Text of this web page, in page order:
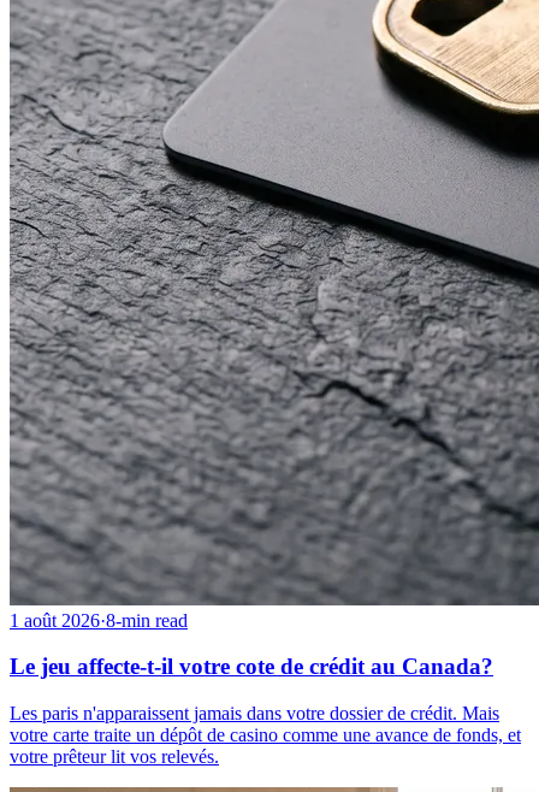
1 août 2026·8-min read
Le jeu affecte-t-il votre cote de crédit au Canada?
Les paris n'apparaissent jamais dans votre dossier de crédit. Mais
votre carte traite un dépôt de casino comme une avance de fonds, et
votre prêteur lit vos relevés.